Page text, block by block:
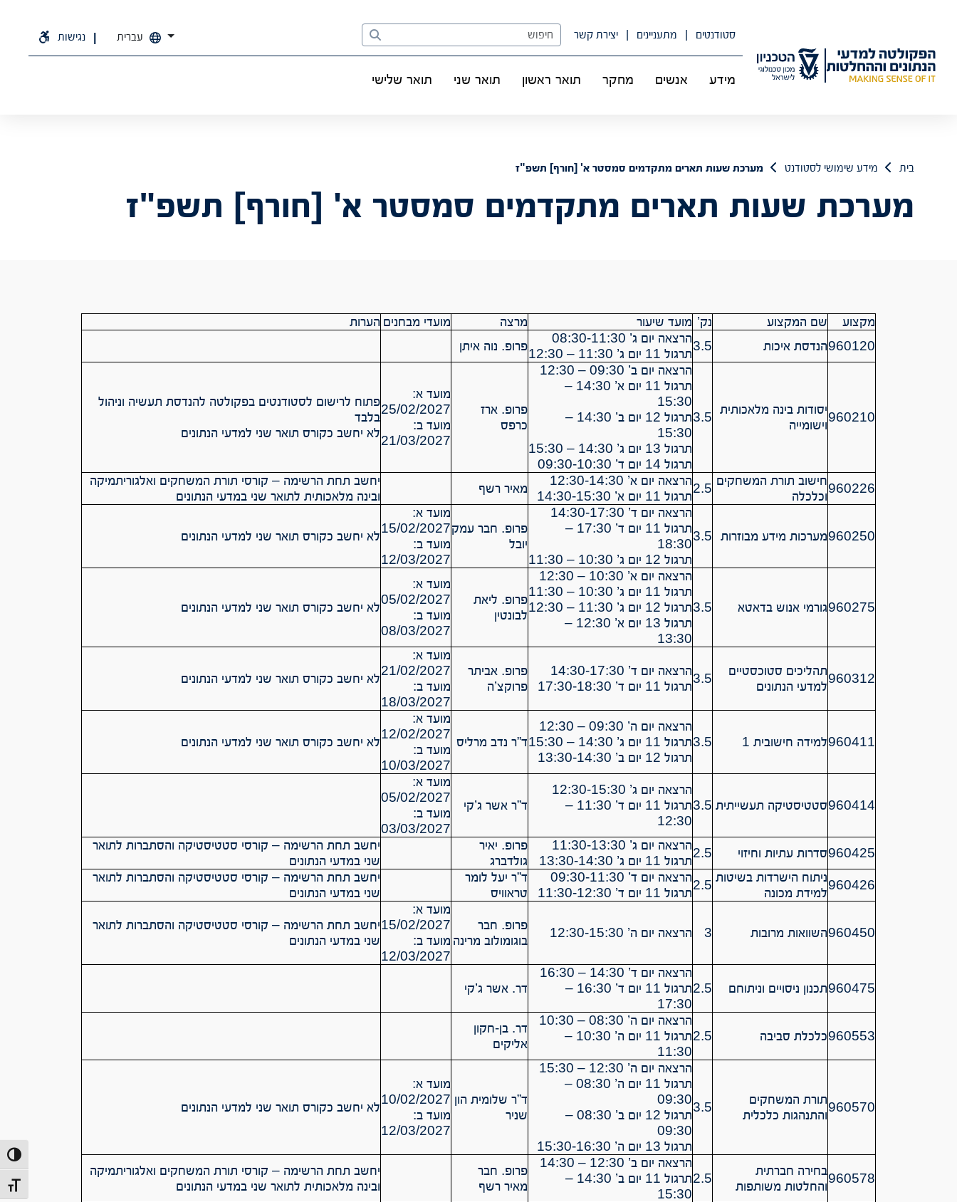
מתג
סטודנטים מתעניינים יצירת קשר Search
נגישות
מידע אנשים מחקר תואר ראשון תואר שני תואר שלישי
בית מידע שימושי לסטודנט מערכת שעות תארים מתקדמים סמסטר א' [חורף] תשפ"ז
מערכת שעות תארים מתקדמים סמסטר א' [חורף] תשפ"ז
מקצוע שם המקצוע נק’ מועד שיעור מרצה מועדי מבחנים הערות
960120הנדסת איכות 3.5
הרצאה יום ג’ 08:30-11:30
תרגול 11 יום ג’ 11:30 – 12:30
פרופ. נוה איתן
960210
יסודות בינה מלאכותית
וישומייה
3.5
הרצאה יום ב’ 09:30 – 12:30
תרגול 11 יום א’ 14:30 –
15:30
תרגול 12 יום ב’ 14:30 –
15:30
תרגול 13 יום ג’ 14:30 – 15:30
תרגול 14 יום ד’ 09:30-10:30
פרופ. ארז
כרפס
מועד א:
25/02/2027
מועד ב:
21/03/2027
פתוח לרישום לסטודנטים בפקולטה להנדסת תעשיה וניהול
בלבד
לא יחשב כקורס תואר שני למדעי הנתונים
960226
חישוב תורת המשחקים
וכלכלה
2.5
הרצאה יום א’ 12:30-14:30
תרגול 11 יום א’ 14:30-15:30
מאיר רשף
יחשב תחת הרשימה – קורסי תורת המשחקים ואלגוריתמיקה
ובינה מלאכותית לתואר שני במדעי הנתונים
960250מערכות מידע מבוזרות 3.5
הרצאה יום ד’ 14:30-17:30
תרגול 11 יום ד’ 17:30 –
18:30
תרגול 12 יום ג’ 10:30 – 11:30
פרופ. חבר עמק
יובל
מועד א:
15/02/2027
מועד ב:
12/03/2027
לא יחשב כקורס תואר שני למדעי הנתונים
960275גורמי אנוש בדאטא 3.5
הרצאה יום א’ 10:30 – 12:30
תרגול 11 יום ג’ 10:30 – 11:30
תרגול 12 יום ג’ 11:30 – 12:30
תרגול 13 יום א’ 12:30 –
13:30
פרופ. ליאת
לבונטין
מועד א:
05/02/2027
מועד ב:
08/03/2027
לא יחשב כקורס תואר שני למדעי הנתונים
960312
תהליכים סטוכסטיים
למדעי הנתונים
3.5
הרצאה יום ד’ 14:30-17:30
תרגול 11 יום ד’ 17:30-18:30
פרופ. אביתר
פרוקצ’ה
מועד א:
21/02/2027
מועד ב:
18/03/2027
לא יחשב כקורס תואר שני למדעי הנתונים
960411למידה חישובית 1 3.5
הרצאה יום ה’ 09:30 – 12:30
תרגול 11 יום ג’ 14:30 – 15:30
תרגול 12 יום ב’ 13:30-14:30
ד”ר נדב מרליס
מועד א:
12/02/2027
מועד ב:
10/03/2027
לא יחשב כקורס תואר שני למדעי הנתונים
960414סטטיסטיקה תעשייתית 3.5
הרצאה יום ג’ 12:30-15:30
תרגול 11 יום ד’ 11:30 –
12:30
ד”ר אשר ג’קי
מועד א:
05/02/2027
מועד ב:
03/03/2027
960425סדרות עתיות וחיזוי 2.5
הרצאה יום ג’ 11:30-13:30
תרגול 11 יום ג’ 13:30-14:30
פרופ. יאיר
גולדברג
יחשב תחת הרשימה – קורסי סטטיסטיקה והסתברות לתואר
שני במדעי הנתונים
960426
ניתוח הישרדות בשיטות
למידת מכונה
2.5
הרצאה יום ד’ 09:30-11:30
תרגול 11 יום ד’ 11:30-12:30
ד”ר יעל לומר
טראוויס
יחשב תחת הרשימה – קורסי סטטיסטיקה והסתברות לתואר
שני במדעי הנתונים
960450השוואות מרובות 3 הרצאה יום ה’ 12:30-15:30
פרופ. חבר
בוגומולוב מרינה
מועד א:
15/02/2027
מועד ב:
12/03/2027
יחשב תחת הרשימה – קורסי סטטיסטיקה והסתברות לתואר
שני במדעי הנתונים
960475תכנון ניסויים וניתוחם 2.5
הרצאה יום ד’ 14:30 – 16:30
תרגול 11 יום ד’ 16:30 –
17:30
דר. אשר ג’קי
960553כלכלת סביבה 2.5
הרצאה יום ה’ 08:30 – 10:30
תרגול 11 יום ה’ 10:30 –
11:30
דר. בן-חקון
אליקים
960570
תורת המשחקים
והתנהגות כלכלית
3.5
הרצאה יום ה’ 12:30 – 15:30
תרגול 11 יום ה’ 08:30 –
09:30
תרגול 12 יום ב’ 08:30 –
09:30
תרגול 13 יום ה’ 15:30-16:30
ד”ר שלומית הון
שניר
מועד א:
10/02/2027
מועד ב:
12/03/2027
לא יחשב כקורס תואר שני למדעי הנתונים
960578
בחירה חברתית
והחלטות משותפות
2.5
הרצאה יום ב’ 12:30 – 14:30
תרגול 11 יום ב’ 14:30 –
15:30
פרופ. חבר
מאיר רשף
יחשב תחת הרשימה – קורסי תורת המשחקים ואלגוריתמיקה
ובינה מלאכותית לתואר שני במדעי הנתונים